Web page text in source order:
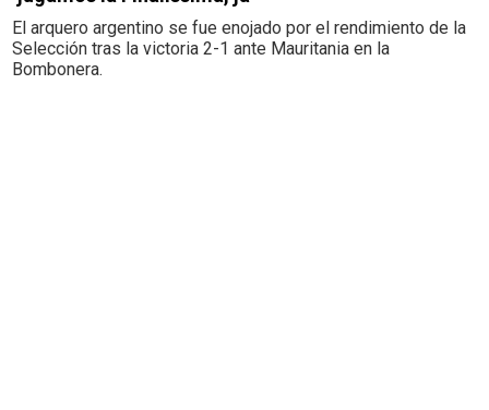
El arquero argentino se fue enojado por el rendimiento de la
Selección tras la victoria 2-1 ante Mauritania en la
Bombonera.